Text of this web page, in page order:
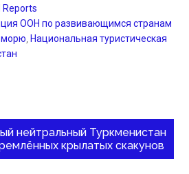
Reports
ООН по развивающимся странам
Национальная туристическая
нейтральный Туркменистан
крылатых скакунов